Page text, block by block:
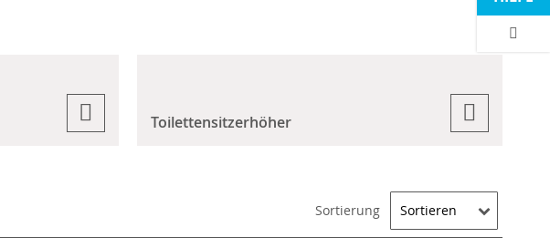
Toilettensitzerhöher
Sortierung